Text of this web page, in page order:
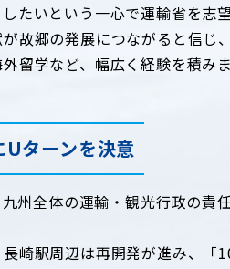
たいという一心で運輸省を志望
故郷の発展につながると信じ
留学など、幅広く経験を積みま
ターンを決意
州全体の運輸・観光行政の責
崎駅周辺は再開発が進み、「